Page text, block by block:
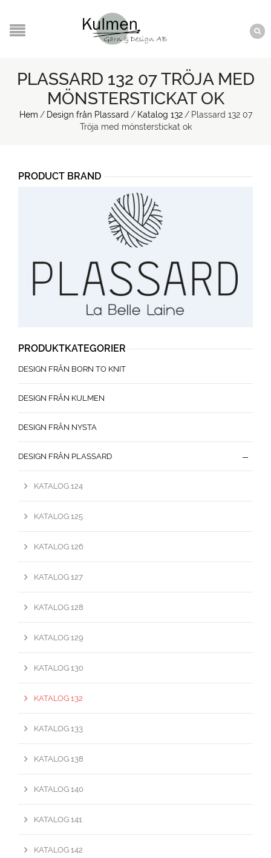
PLASSARD 132 07 TRÖJA MED
MÖNSTERSTICKAT OK
Hem / Design från Plassard / Katalog 132 / Plassard 132 07
Tröja med mönsterstickat ok
PRODUCT BRAND
PRODUKTKATEGORIER
DESIGN FRÅN BORN TO KNIT
DESIGN FRÅN KULMEN
DESIGN FRÅN NYSTA
DESIGN FRÅN PLASSARD
KATALOG 124
KATALOG 125
KATALOG 126
KATALOG 127
KATALOG 128
KATALOG 129
KATALOG 130
KATALOG 132
KATALOG 133
KATALOG 138
KATALOG 140
KATALOG 141
KATALOG 142